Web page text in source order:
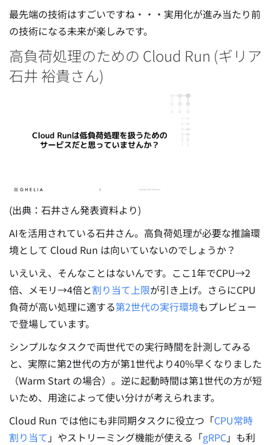
最先端の技術はすごいですね・・・実用化が進み当たり前
の技術になる未来が楽しみです。
高負荷処理のための Cloud Run (ギリア
石井 裕貴さん)
(出典：石井さん発表資料より)
AIを活用されている石井さん。高負荷処理が必要な推論環
境として Cloud Run は向いていないのでしょうか？
いえいえ、そんなことはないんです。ここ1年でCPU→2
倍、メモリ→4倍と割り当て上限が引き上げ。さらにCPU
負荷が高い処理に適する第2世代の実行環境もプレビュー
で登場しています。
シンプルなタスクで両世代での実行時間を計測してみる
と、実際に第2世代の方が第1世代より40%早くなりました
（Warm Start の場合）。逆に起動時間は第1世代の方が短
いため、用途によって使い分けが考えられます。
Cloud Run では他にも非同期タスクに役立つ「CPU常時
割り当て 」やストリーミング機能が使える「gRPC」も利